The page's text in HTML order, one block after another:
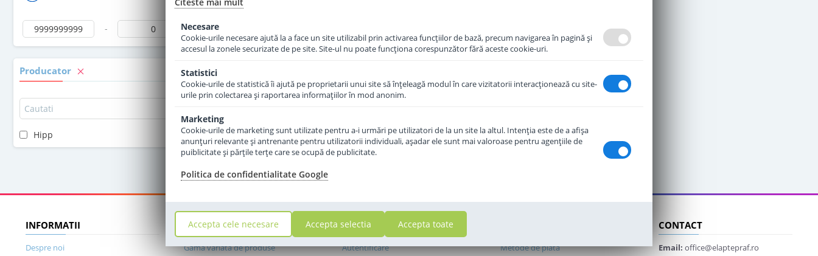
-
Producator
Hipp
INFORMATII
Despre noi
DE CE SA NE ALEGETI
Gama variata de produse
CONTUL MEU
Autentificare Metode de plata
CONTACT
Email: office@elaptepraf.ro
Necesare
Cookie-urile necesare ajută la a face un site utilizabil prin activarea funcţiilor de bază, precum navigarea în pagină şi
accesul la zonele securizate de pe site. Site-ul nu poate funcţiona corespunzător fără aceste cookie-uri.
Statistici
Cookie-urile de statistică îi ajută pe proprietarii unui site să înţeleagă modul în care vizitatorii interacţionează cu site-
urile prin colectarea şi raportarea informaţiilor în mod anonim.
Marketing
Cookie-urile de marketing sunt utilizate pentru a-i urmări pe utilizatori de la un site la altul. Intenţia este de a afişa
anunţuri relevante şi antrenante pentru utilizatorii individuali, aşadar ele sunt mai valoroase pentru agenţiile de
puiblicitate şi părţile terţe care se ocupă de publicitate.
Politica de confidentialitate Google
Accepta cele necesare Accepta selectia Accepta toate